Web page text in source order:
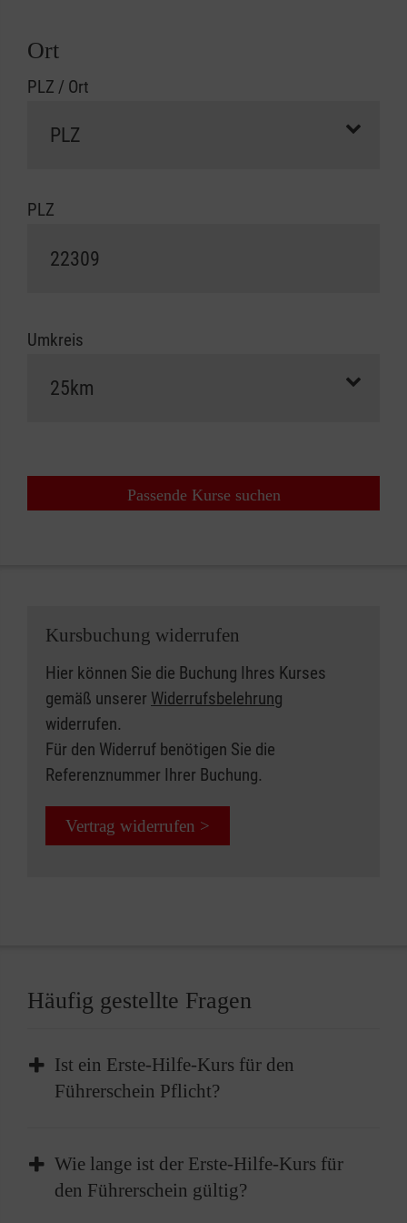
Ort
PLZ / Ort
PLZ
Umkreis
Passende Kurse suchen
Kursbuchung widerrufen
Hier können Sie die Buchung Ihres Kurses
gemäß unserer Widerrufsbelehrung
widerrufen.
Für den Widerruf benötigen Sie die
Referenznummer Ihrer Buchung.
Vertrag widerrufen >
Häufig gestellte Fragen
Ist ein Erste-Hilfe-Kurs für den
Führerschein Pflicht?
Die Teilnahme an einem Erste-Hilfe-Kurs ist
Pflicht, bevor Sie Ihren Führerschein erhalten
können. Vor der Führerscheinprüfung müssen
Wie lange ist der Erste-Hilfe-Kurs für
den Führerschein gültig?